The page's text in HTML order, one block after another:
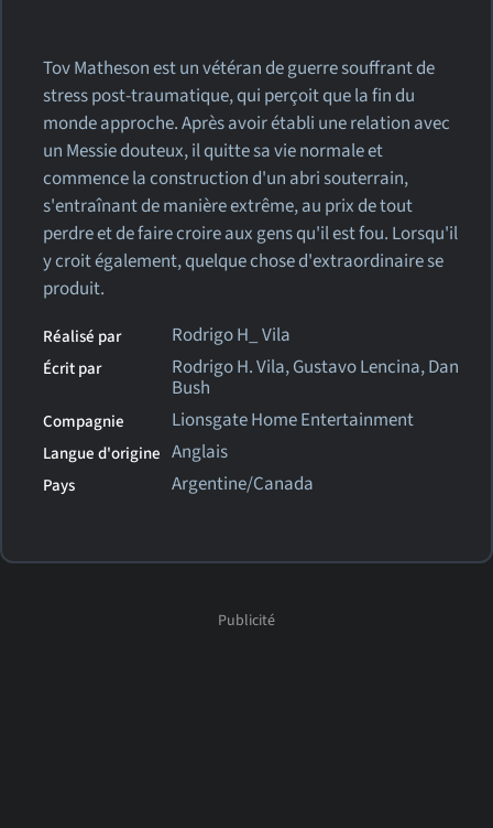
Tov Matheson est un vétéran de guerre souffrant de
stress post-traumatique, qui perçoit que la fin du
monde approche. Après avoir établi une relation avec
un Messie douteux, il quitte sa vie normale et
commence la construction d'un abri souterrain,
s'entraînant de manière extrême, au prix de tout
perdre et de faire croire aux gens qu'il est fou. Lorsqu'il
y croit également, quelque chose d'extraordinaire se
produit.
Réalisé par Rodrigo H_ Vila
Écrit par Rodrigo H. Vila, Gustavo Lencina, Dan
Bush
Compagnie Lionsgate Home Entertainment
Langue d'origine Anglais
Pays Argentine/Canada